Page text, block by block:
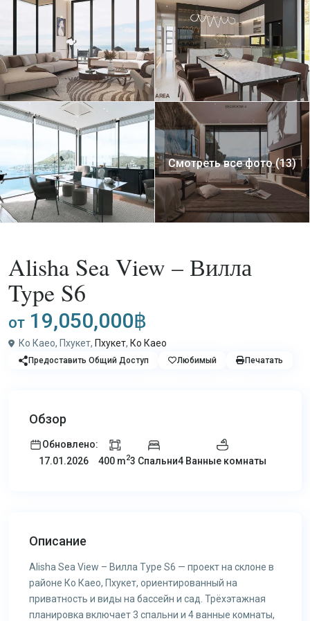
Смотреть все фото (13)
Alisha Sea View – Вилла
Type S6
от 19,050,000฿
Ко Каео, Пхукет, Пхукет, Ко Каео
Предоставить Общий Доступ Любимый Печатать
Обзор
Обновлено:
17.01.2026
400 m23 Спальни4 Ванные комнаты
Описание
Alisha Sea View – Вилла Type S6 — проект на склоне в
районе Ко Каео, Пхукет, ориентированный на
приватность и виды на бассейн и сад. Трёхэтажная
планировка включает 3 спальни и 4 ванные комнаты,